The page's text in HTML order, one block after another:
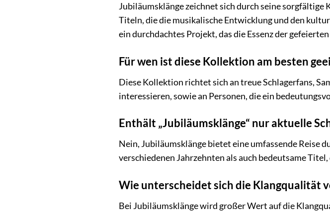
Jubiläumsklänge zeichnet sich durch seine sorgfältige
Titeln, die die musikalische Entwicklung und den
ein durchdachtes Projekt, das die Essenz der
Für wen ist diese Kollektion am besten
Diese Kollektion richtet sich an treue Schlagerfans,
interessieren, sowie an Personen, die ein
Enthält „Jubiläumsklänge“ nur aktuelle
Nein, Jubiläumsklänge bietet eine umfassende Reise
verschiedenen Jahrzehnten als auch bedeutsame
Wie unterscheidet sich die Klangqualität
Bei Jubiläumsklänge wird großer Wert auf die